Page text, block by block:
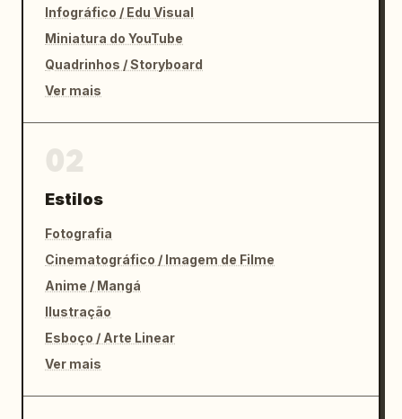
Infográfico / Edu Visual
Miniatura do YouTube
Quadrinhos / Storyboard
Ver mais
Estilos
Fotografia
Cinematográfico / Imagem de Filme
Anime / Mangá
Ilustração
Esboço / Arte Linear
Ver mais